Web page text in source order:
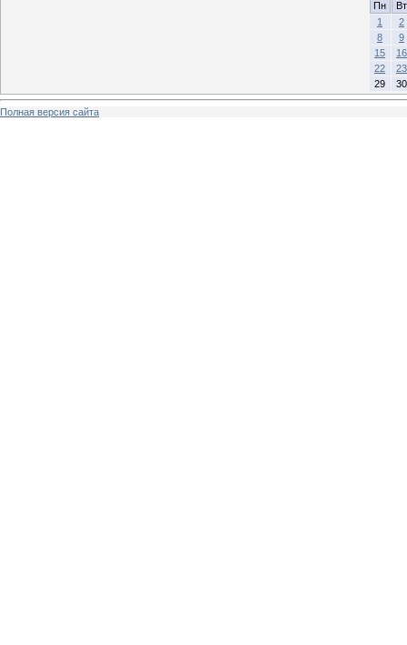
Пн
Вт
1
2
8
9
15
16
22
23
29
30
Полная версия сайта